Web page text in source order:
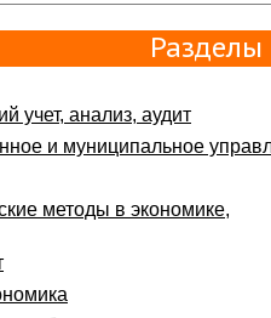
учет, анализ, аудит
и муниципальное
методы в экономике,